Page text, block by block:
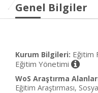
Genel Bilgiler
Kurum Bilgileri: Eğitim
Eğitim Yönetimi
WoS Araştırma
Eğitim Araştırması,